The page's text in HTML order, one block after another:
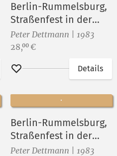
Berlin-Rummelsburg,
Straßenfest in der
Sophienstraße X
Peter Dettmann | 1983
Preis:
28,00 €
Merken
Details
Berlin-Rummelsburg,
Straßenfest in der
Sophienstraße XIII
Peter Dettmann | 1983